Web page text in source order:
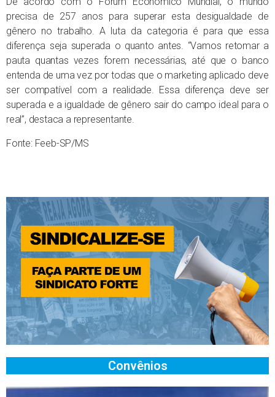
precisa de 257 anos para superar esta desigualdade de
gênero no trabalho. A luta da categoria é para que essa
diferença seja superada o quanto antes. “Vamos retomar a
pauta quantas vezes forem necessárias, até que o banco
entenda de uma vez por todas que o marketing aplicado deve
ser compatível com a realidade. Essa diferença deve ser
superada e a igualdade de gênero sair do campo ideal para o
real”, destaca a representante.
Fonte: Feeb-SP/MS
Convênios